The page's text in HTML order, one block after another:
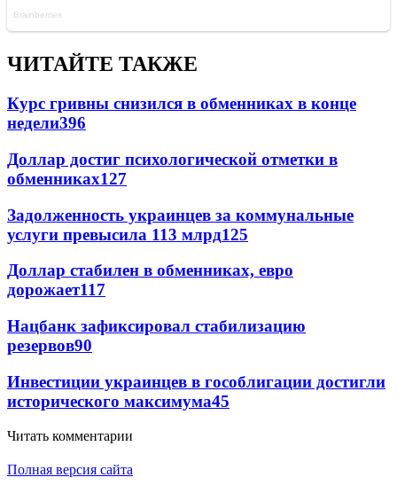
ЧИТАЙТЕ ТАКЖЕ
Курс гривны снизился в обменниках в конце
недели396
Доллар достиг психологической отметки в
обменниках127
Задолженность украинцев за коммунальные
услуги превысила 113 млрд125
Доллар стабилен в обменниках, евро
дорожает117
Нацбанк зафиксировал стабилизацию
резервов90
Инвестиции украинцев в гособлигации достигли
исторического максимума45
Читать комментарии
Полная версия сайта